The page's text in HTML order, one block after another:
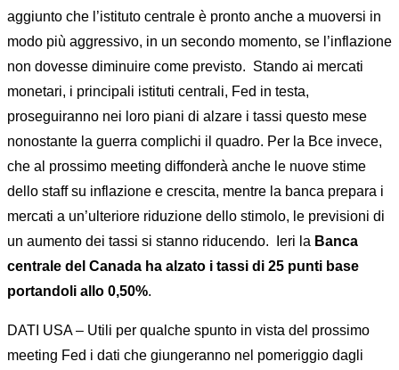
aggiunto che l’istituto centrale è pronto anche a muoversi in
modo più aggressivo, in un secondo momento, se l’inflazione
non dovesse diminuire come previsto. Stando ai mercati
monetari, i principali istituti centrali, Fed in testa,
proseguiranno nei loro piani di alzare i tassi questo mese
nonostante la guerra complichi il quadro. Per la Bce invece,
che al prossimo meeting diffonderà anche le nuove stime
dello staff su inflazione e crescita, mentre la banca prepara i
mercati a un’ulteriore riduzione dello stimolo, le previsioni di
un aumento dei tassi si stanno riducendo. Ieri la Banca
centrale del Canada ha alzato i tassi di 25 punti base
portandoli allo 0,50%.
DATI USA – Utili per qualche spunto in vista del prossimo
meeting Fed i dati che giungeranno nel pomeriggio dagli